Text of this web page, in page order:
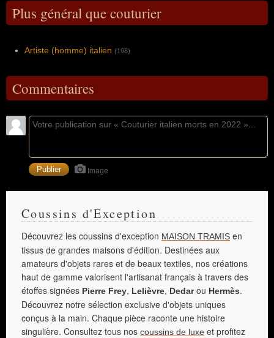
Plus général que couturier
Artiste (homme) italien (198)
Commentaires
Image
Coussins d'Exception
Découvrez les coussins d'exception MAISON TRAMIS en
tissus de grandes maisons d'édition. Destinées aux
amateurs d'objets rares et de beaux textiles, nos créations
haut de gamme valorisent l'artisanat français à travers des
étoffes signées Pierre Frey, Lelièvre, Dedarou Hermès.
Découvrez notre sélection exclusive d'objets uniques
conçus à la main. Chaque pièce raconte une histoire
singulière. Consultez tous nos coussins de luxe et profitez